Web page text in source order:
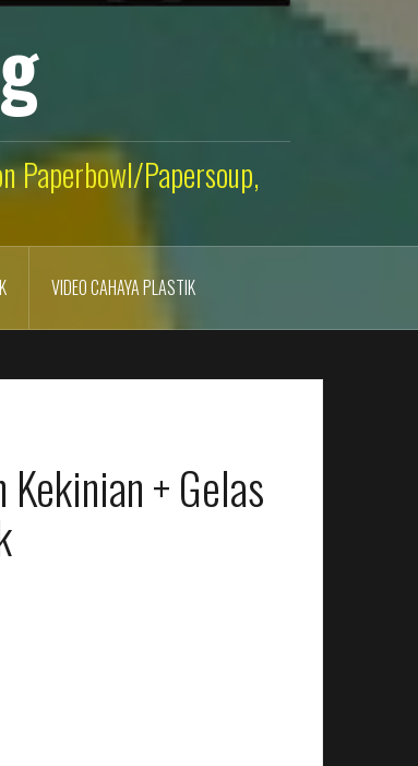
Paperbowl/Papersoup,
VIDEO CAHAYA PLASTIK
+ Gelas